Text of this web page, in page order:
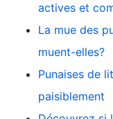
actives et
La mue des
muent-elles?
Punaises de
paisiblement